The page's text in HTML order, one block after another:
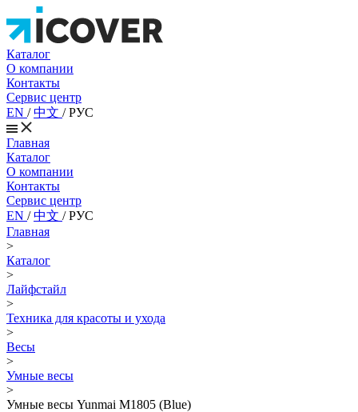
Каталог
О компании
Контакты
Сервис центр
EN /中文 /РУС
Главная
Каталог
О компании
Контакты
Сервис центр
EN /中文 /РУС
Главная
>
Каталог
>
Лайфстайл
>
Техника для красоты и ухода
>
Весы
>
Умные весы
>
Умные весы Yunmai M1805 (Blue)